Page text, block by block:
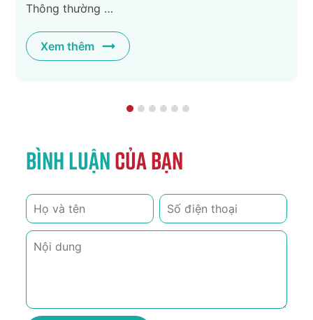
tập trung và vô …
Xem thêm
Bình luậncủa bạn